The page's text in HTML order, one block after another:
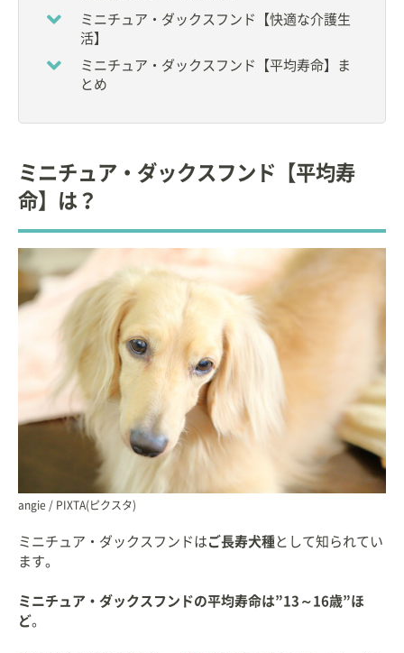
【飼ってる動物】
雑種犬1頭(ウメ)
雑種猫2頭(あさり・うにお)
【職業上でのペットとのかかわり】
縁あって家族になった動物達が飼い主さんと幸せに
です。
ミニチュア・ダックスフンド【快適な介護生
活】
ミニチュア・ダックスフンド【平均寿命】ま
とめ
ミニチュア・ダックスフンド【平均寿
命】は？
angie / PIXTA(ピクスタ)
ミニチュア・ダックスフンドは ご長寿犬種として知られてい
ます。
ミニチュア・ダックスフンドの平均寿命は”13～16歳”ほ
ど。